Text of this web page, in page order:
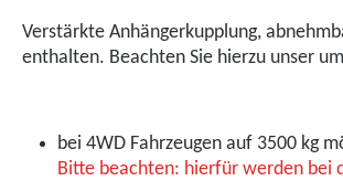
Verstärkte Anhängerkupplung,
enthalten. Beachten Sie hierzu unser
bei 4WD Fahrzeugen auf 3500 kg
Bitte beachten: hierfür werden bei